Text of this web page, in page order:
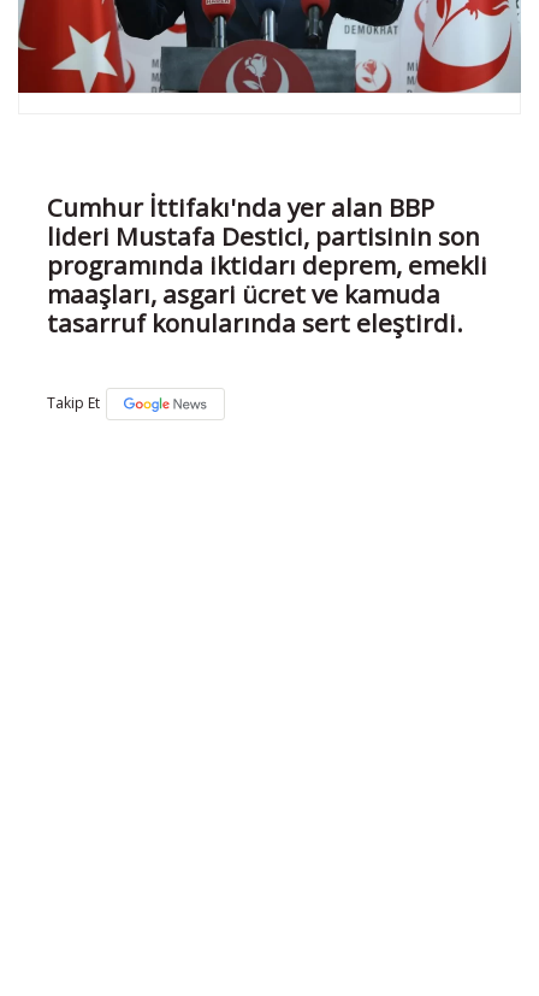
Cumhur İttifakı'nda yer alan BBP
lideri Mustafa Destici, partisinin son
programında iktidarı deprem, emekli
maaşları, asgari ücret ve kamuda
tasarruf konularında sert eleştirdi.
Takip Et